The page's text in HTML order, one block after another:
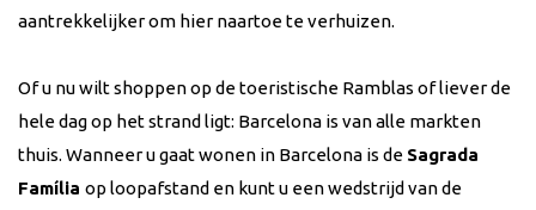
aantrekkelijker om hier naartoe te verhuizen.
Of u nu wilt shoppen op de toeristische Ramblas of liever de
hele dag op het strand ligt: Barcelona is van alle markten
thuis. Wanneer u gaat wonen in Barcelona is de Sagrada
Família op loopafstand en kunt u een wedstrijd van de